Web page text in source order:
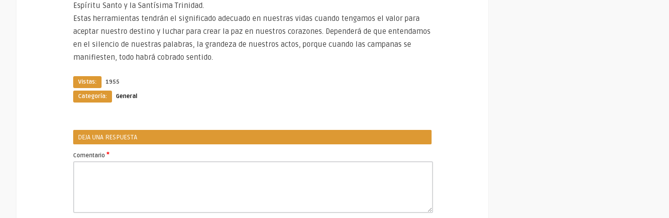
Espíritu Santo y la Santísima Trinidad.
Estas herramientas tendrán el significado adecuado en nuestras vidas cuando tengamos el valor para
aceptar nuestro destino y luchar para crear la paz en nuestros corazones. Dependerá de que entendamos
en el silencio de nuestras palabras, la grandeza de nuestros actos, porque cuando las campanas se
manifiesten, todo habrá cobrado sentido.
Vistas:
1955
Categoría:
General
DEJA UNA RESPUESTA
Comentario *